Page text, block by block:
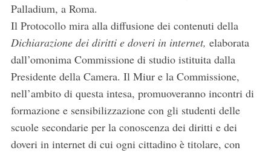
Palladium, a Roma.
Il Protocollo mira alla diffusione dei contenuti della
Dichiarazione dei diritti e doveri in internet, elaborata
dall’omonima Commissione di studio istituita dalla
Presidente della Camera. Il Miur e la Commissione,
nell’ambito di questa intesa, promuoveranno incontri di
formazione e sensibilizzazione con gli studenti delle
scuole secondarie per la conoscenza dei diritti e dei
doveri in internet di cui ogni cittadino è titolare, con